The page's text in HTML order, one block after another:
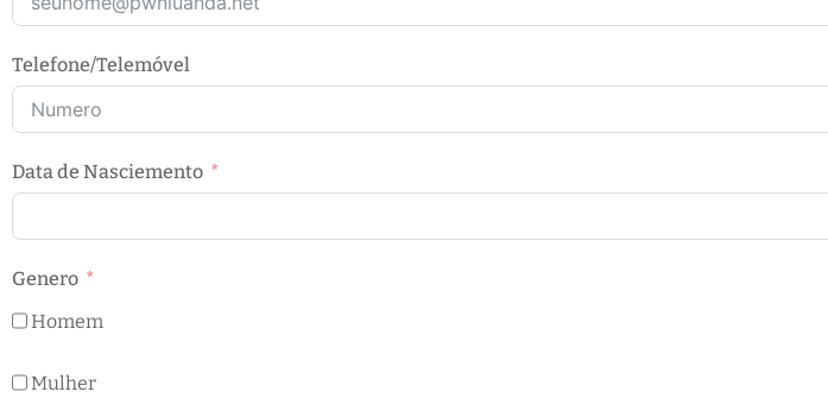
Telefone/Telemóvel
Data de Nasciemento
Genero
Homem
Mulher